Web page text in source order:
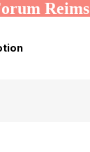
Reims